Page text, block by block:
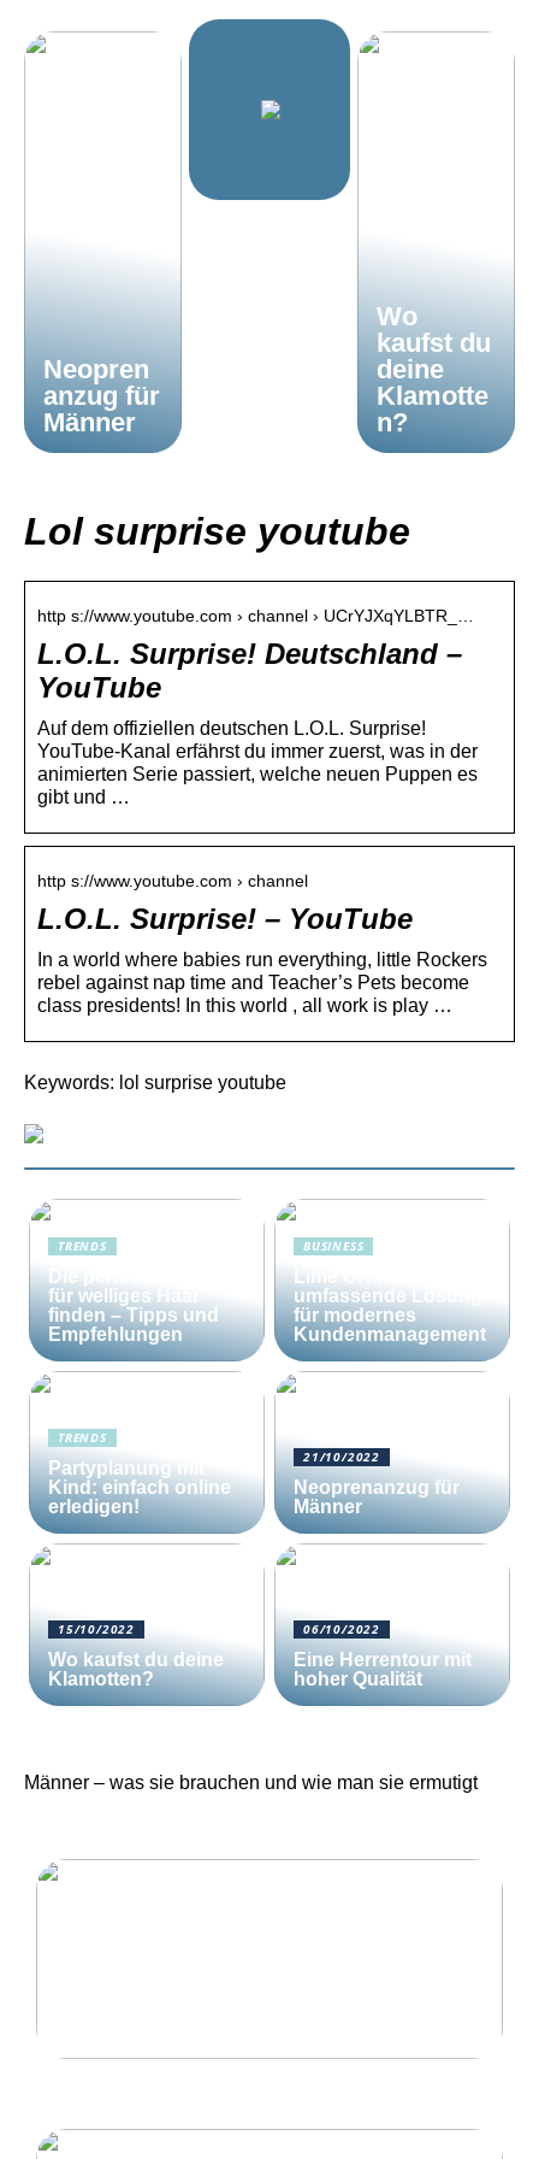
Neopren
anzug für
Männer
Wo
kaufst du
deine
Klamotte
n?
Lol surprise youtube
http s://www.youtube.com › channel › UCrYJXqYLBTR_…
L.O.L. Surprise! Deutschland –
YouTube
Auf dem offiziellen deutschen L.O.L. Surprise!
YouTube-Kanal erfährst du immer zuerst, was in der
animierten Serie passiert, welche neuen Puppen es
gibt und …
http s://www.youtube.com › channel
L.O.L. Surprise! – YouTube
In a world where babies run everything, little Rockers
rebel against nap time and Teacher’s Pets become
class presidents! In this world , all work is play …
Keywords: lol surprise youtube
TRENDS
Die perfekte Bürste
für welliges Haar
finden – Tipps und
Empfehlungen
BUSINESS
Lime CRM: Die
umfassende Lösung
für modernes
Kundenmanagement
TRENDS
Partyplanung mit
Kind: einfach online
erledigen!
21/10/2022
Neoprenanzug für
Männer
15/10/2022
Wo kaufst du deine
Klamotten?
06/10/2022
Eine Herrentour mit
hoher Qualität
Männer – was sie brauchen und wie man sie ermutigt